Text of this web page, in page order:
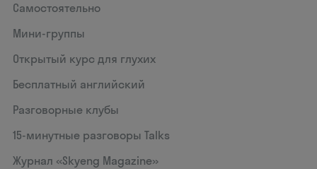
Самостоятельно
Мини-группы
Открытый курс для глухих
Бесплатный английский
Разговорные клубы
15‑минутные разговоры Talks
Журнал «Skyeng Magazine»